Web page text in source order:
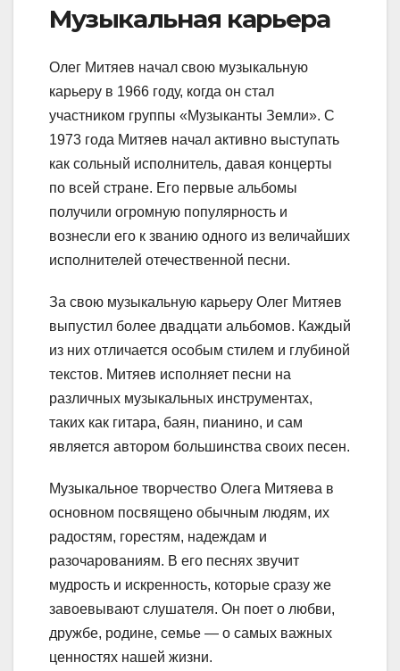
Музыкальная карьера
Олег Митяев начал свою музыкальную
карьеру в 1966 году, когда он стал
участником группы «Музыканты Земли». С
1973 года Митяев начал активно выступать
как сольный исполнитель, давая концерты
по всей стране. Его первые альбомы
получили огромную популярность и
вознесли его к званию одного из величайших
исполнителей отечественной песни.
За свою музыкальную карьеру Олег Митяев
выпустил более двадцати альбомов. Каждый
из них отличается особым стилем и глубиной
текстов. Митяев исполняет песни на
различных музыкальных инструментах,
таких как гитара, баян, пианино, и сам
является автором большинства своих песен.
Музыкальное творчество Олега Митяева в
основном посвящено обычным людям, их
радостям, горестям, надеждам и
разочарованиям. В его песнях звучит
мудрость и искренность, которые сразу же
завоевывают слушателя. Он поет о любви,
дружбе, родине, семье — о самых важных
ценностях нашей жизни.